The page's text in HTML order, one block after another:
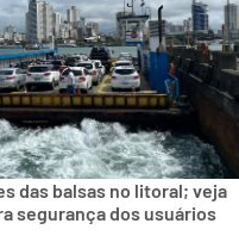
das balsas no litoral; veja
segurança dos usuários